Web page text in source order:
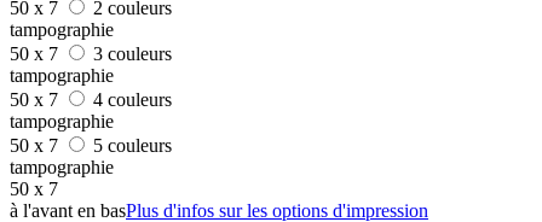
50 x 7
2 couleurs
tampographie
50 x 7
3 couleurs
tampographie
50 x 7
4 couleurs
tampographie
50 x 7
5 couleurs
tampographie
50 x 7
à l'avant en basPlus d'infos sur les options d'impression